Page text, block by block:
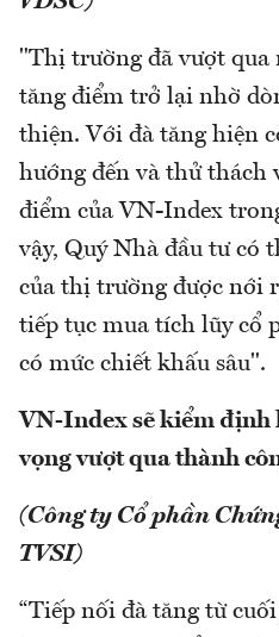
"Thị trường đã vượt qua
tăng điểm trở lại nhờ
thiện. Với đà tăng hiện
hướng đến và thử thách
điểm của VN-Index
vậy, Quý Nhà đầu tư có
của thị trường được nới
tiếp tục mua tích lũy cổ
có mức chiết khấu sâu".
VN-Index sẽ kiểm định
vọng vượt qua thành
(Công ty Cổ phần
TVSI)
“Tiếp nối đà tăng từ